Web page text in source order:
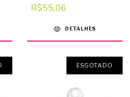
R$55,06
DETALHES
ESGOTADO